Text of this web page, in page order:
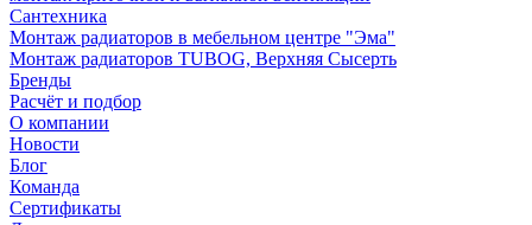
Сантехника
Монтаж радиаторов в мебельном центре "Эма"
Монтаж радиаторов TUBOG, Верхняя Сысерть
Бренды
Расчёт и подбор
О компании
Новости
Блог
Команда
Сертификаты